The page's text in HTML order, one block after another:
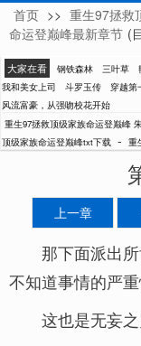
朱高赤
首页 >> 重生97拯救
命运登巅峰最新章节 (
大家在看 钢铁森林 三叶草
我和美女上司
斗罗玉传 穿越第
风流富豪，从强吻校花开始
重生97拯救顶级家族命运登巅峰
顶级家族命运登巅峰txt下载 - 重
上一章
那下面派出
不知道事情的严重
这也是无妄之